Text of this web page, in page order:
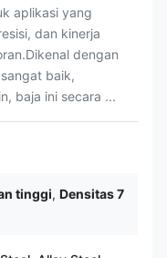
aplikasi yang
dan kinerja
dengan
baik,
baja ini secara ...
tinggi, Densitas 7